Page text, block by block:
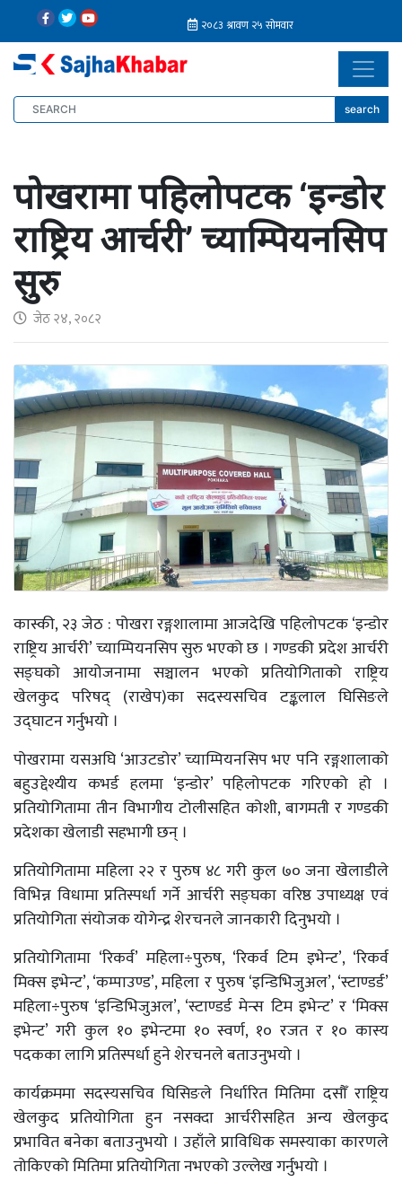
search
पोखरामा पहिलोपटक ‘इन्डोर
राष्ट्रिय आर्चरी’ च्याम्पियनसिप
सुरु
जेठ २४, २०८२
कास्की, २३ जेठ : पोखरा रङ्गशालामा आजदेखि पहिलोपटक ‘इन्डोर
राष्ट्रिय आर्चरी’ च्याम्पियनसिप सुरु भएको छ । गण्डकी प्रदेश आर्चरी
सङ्घको आयोजनामा सञ्चालन भएको प्रतियोगिताको राष्ट्रिय
खेलकुद परिषद् (राखेप)का सदस्यसचिव टङ्कलाल घिसिङले
उद्घाटन गर्नुभयो ।
पोखरामा यसअघि ‘आउटडोर’ च्याम्पियनसिप भए पनि रङ्गशालाको
बहुउद्देश्यीय कभर्ड हलमा ‘इन्डोर’ पहिलोपटक गरिएको हो ।
प्रतियोगितामा तीन विभागीय टोलीसहित कोशी, बागमती र गण्डकी
प्रदेशका खेलाडी सहभागी छन् ।
प्रतियोगितामा महिला २२ र पुरुष ४८ गरी कुल ७० जना खेलाडीले
विभिन्न विधामा प्रतिस्पर्धा गर्ने आर्चरी सङ्घका वरिष्ठ उपाध्यक्ष एवं
प्रतियोगिता संयोजक योगेन्द्र शेरचनले जानकारी दिनुभयो ।
प्रतियोगितामा ‘रिकर्व’ महिला÷पुरुष, ‘रिकर्व टिम इभेन्ट’, ‘रिकर्व
मिक्स इभेन्ट’, ‘कम्पाउण्ड’, महिला र पुरुष ‘इन्डिभिजुअल’, ‘स्टाण्डर्ड’
महिला÷पुरुष ‘इन्डिभिजुअल’, ‘स्टाण्डर्ड मेन्स टिम इभेन्ट’ र ‘मिक्स
इभेन्ट’ गरी कुल १० इभेन्टमा १० स्वर्ण, १० रजत र १० कास्य
पदकका लागि प्रतिस्पर्धा हुने शेरचनले बताउनुभयो ।
कार्यक्रममा सदस्यसचिव घिसिङले निर्धारित मितिमा दसौँ राष्ट्रिय
खेलकुद प्रतियोगिता हुन नसक्दा आर्चरीसहित अन्य खेलकुद
प्रभावित बनेका बताउनुभयो । उहाँले प्राविधिक समस्याका कारणले
तोकिएको मितिमा प्रतियोगिता नभएको उल्लेख गर्नुभयो ।